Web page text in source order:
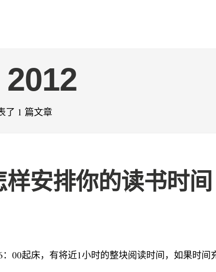
了 1 篇文章
样安排你的读书时间
：00起床，有将近1小时的整块阅读时间，如果时间